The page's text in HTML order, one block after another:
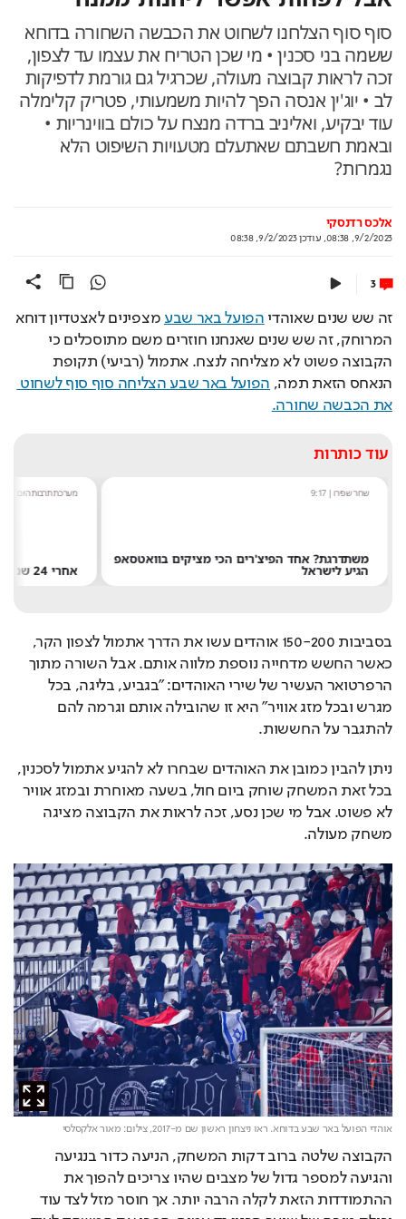
סוף סוף הצלחנו לשחוט את הכבשה השחורה בדוחא
ששמה בני סכנין • מי שכן הטריח את עצמו עד לצפון,
זכה לראות קבוצה מעולה, שכרגיל גם גורמת לדפיקות
לב • יוג'ין אנסה הפך להיות משמעותי, פטריק קלימלה
עוד יבקיע, ואליניב ברדה מנצח על כולם בווינריות •
ובאמת חשבתם שאתעלם מטעויות השיפוט הלא
נגמרות?
אלכס רדנסקי
9/2/2023, 08:38
,עודכן9/2/2023, 08:38
3
זה שש שנים שאוהדי הפועל באר שבע
מצפינים לאצטדיון דוחא
המרוחק, זה שש שנים שאנחנו חוזרים משם מתוסכלים כי
הקבוצה פשוט לא מצליחה לנצח. אתמול (רביעי) תקופת
הנאחס הזאת תמה,
הפועל באר שבע הצליחה סוף סוף לשחוט
את הכבשה שחורה.
עוד כותרות
שחר שפירו|
9:17
משתדרגת? אחד הפיצ'רים הכי מציקים בוואטסאפ
הגיע לישראל
מערכת תרבות היום|
8:54
אחרי 24 שנה: הפרשן הוותיק עוזב את חדשות 13
בסביבות 150-200 אוהדים עשו את הדרך אתמול לצפון הקר,
כאשר החשש מדחייה נוספת מלווה אותם. אבל השורה מתוך
הרפרטואר העשיר של שירי האוהדים: "בגביע, בליגה, בכל
מגרש ובכל מזג אוויר" היא זו שהובילה אותם וגרמה להם
להתגבר על החששות.
ניתן להבין כמובן את האוהדים שבחרו לא להגיע אתמול לסכנין,
בכל זאת המשחק שוחק ביום חול, בשעה מאוחרת ובמזג אוויר
לא פשוט. אבל מי שכן נסע, זכה לראות את הקבוצה מציגה
משחק מעולה.
אוהדי הפועל באר שבע בדוחא. ראו ניצחון ראשון שם מ-2017, צילום: מאור אלקסלסי
הקבוצה שלטה ברוב דקות המשחק, הניעה כדור בנגיעה
והגיעה למספר גדול של מצבים שהיו צריכים להפוך את
ההתמודדות הזאת לקלה הרבה יותר. אך חוסר מזל לצד עוד